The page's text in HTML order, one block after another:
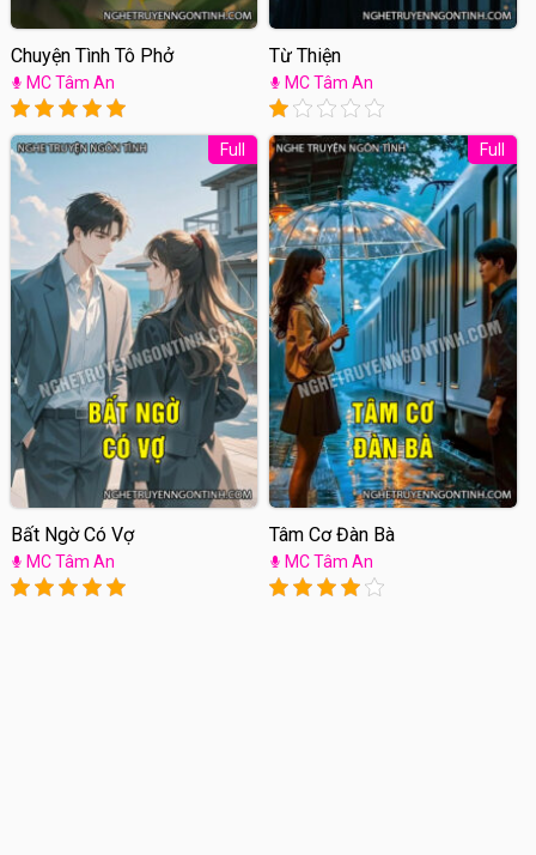
Chuyện Tình Tô Phở
MC Tâm An
Từ Thiện
MC Tâm An
Bất Ngờ Có Vợ
MC Tâm An
Full
Tâm Cơ Đàn Bà
MC Tâm An
Full